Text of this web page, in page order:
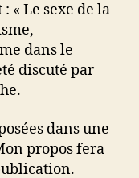
« Le sexe de la
dans le
discuté par
dans une
propos fera